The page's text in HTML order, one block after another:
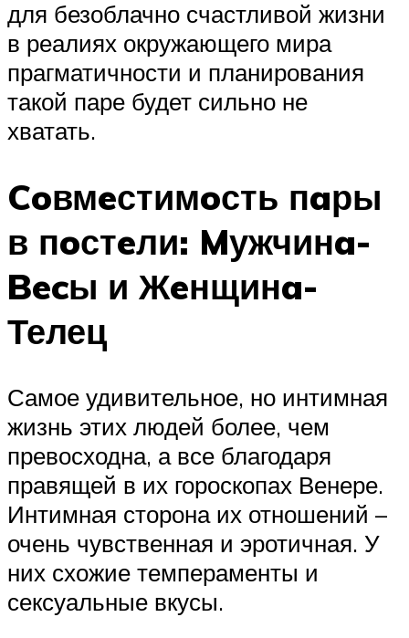
для безоблачно счастливой жизни
в реалиях окружающего мира
прагматичности и планирования
такой паре будет сильно не
хватать.
Coвмeстимoсть пaры
в пoстeли: Mужчинa-
Becы и Жeнщинa-
Телец
Самое удивительное, но интимная
жизнь этих людей более, чем
превосходна, а все благодаря
правящей в их гороскопах Венере.
Интимная сторона их отношений –
очень чувственная и эротичная. У
них схожие темпераменты и
сексуальные вкусы.